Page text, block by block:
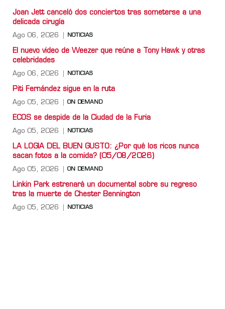
Joan Jett canceló dos conciertos tras someterse a una
delicada cirugía
Ago 06, 2026 NOTICIAS
El nuevo video de Weezer que reúne a Tony Hawk y otras
celebridades
Ago 06, 2026 NOTICIAS
Piti Fernández sigue en la ruta
Ago 05, 2026 ON DEMAND
ECOS se despide de la Ciudad de la Furia
Ago 05, 2026 NOTICIAS
LA LOGIA DEL BUEN GUSTO: ¿Por qué los ricos nunca
sacan fotos a la comida? (05/08/2026)
Ago 05, 2026 ON DEMAND
Linkin Park estrenará un documental sobre su regreso
tras la muerte de Chester Bennington
Ago 05, 2026 NOTICIAS